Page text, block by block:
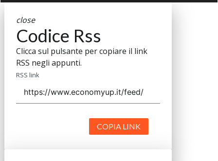
close
Codice Rss
Clicca sul pulsante per copiare il link
RSS negli appunti.
RSS link
COPIA LINK